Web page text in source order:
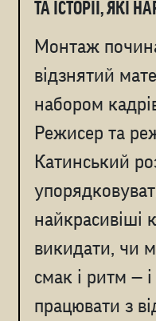
ТА ІСТОРІЇ, ЯКІ
Монтаж
відзнятий
набором
Режисер та
Катинський
найкрасивіші
викидати, чи
смак і ритм —
працювати з